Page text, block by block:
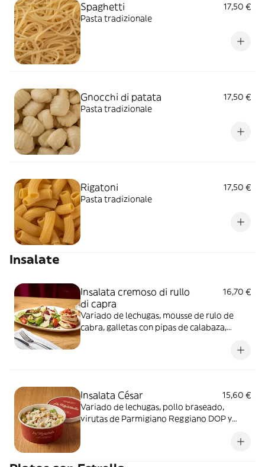
Spaghetti
17,50 €
Pasta tradizionale
Gnocchi di patata
17,50 €
Pasta tradizionale
Rigatoni
17,50 €
Pasta tradizionale
Insalate
Insalata cremoso di rullo
di capra
16,70 €
Variado de lechugas, mousse de rulo de
cabra, galletas con pipas de calabaza,
Insalata César
15,60 €
Variado de lechugas, pollo braseado,
virutas de Parmigiano Reggiano DOP y